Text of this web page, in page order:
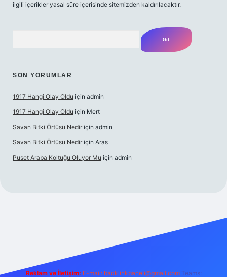
ilgili içerikler yasal süre içerisinde sitemizden kaldırılacaktır.
SON YORUMLAR
1917 Hangi Olay Oldu için admin
1917 Hangi Olay Oldu için Mert
Savan Bitki Örtüsü Nedir için admin
Savan Bitki Örtüsü Nedir için Aras
Puset Araba Koltuğu Oluyor Mu için admin
Reklam ve İletişim: E-mail: backlinkpaneli@gmail.com Teams: